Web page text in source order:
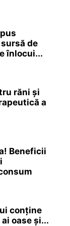
de
înlocui...
răni și
a
Beneficii
conține
oase și...